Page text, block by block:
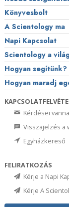
Könyvesbolt
A Scientology ma
Napi Kapcsolat
Scientology a
Hogyan segítünk?
Hogyan maradj
Kérdései
Visszajelzés a
Egyházkereső
FELIRATKOZÁS
Kérje a Napi
Kérje A